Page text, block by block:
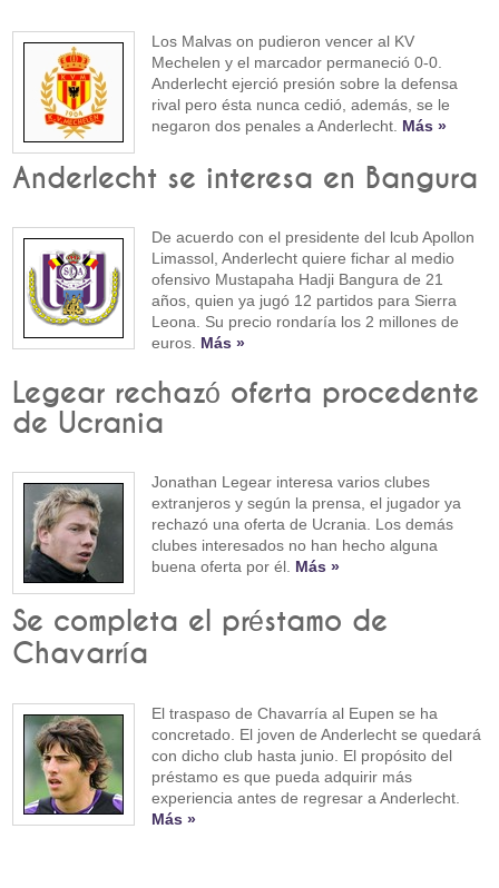
Los Malvas on pudieron vencer al KV
Mechelen y el marcador permaneció 0-0.
Anderlecht ejerció presión sobre la defensa
rival pero ésta nunca cedió, además, se le
negaron dos penales a Anderlecht. Más »
Anderlecht se interesa en Bangura
De acuerdo con el presidente del lcub Apollon
Limassol, Anderlecht quiere fichar al medio
ofensivo Mustapaha Hadji Bangura de 21
años, quien ya jugó 12 partidos para Sierra
Leona. Su precio rondaría los 2 millones de
euros. Más »
Legear rechazó oferta procedente
de Ucrania
Jonathan Legear interesa varios clubes
extranjeros y según la prensa, el jugador ya
rechazó una oferta de Ucrania. Los demás
clubes interesados no han hecho alguna
buena oferta por él. Más »
Se completa el préstamo de
Chavarría
El traspaso de Chavarría al Eupen se ha
concretado. El joven de Anderlecht se quedará
con dicho club hasta junio. El propósito del
préstamo es que pueda adquirir más
experiencia antes de regresar a Anderlecht.
Más »